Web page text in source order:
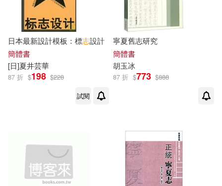
日本最新設計模板：標志設計
簡體書
[日]夏井芸華
87 折 $198 $228
試閱
寧夏舊志研究
簡體書
胡玉冰
87 折 $773 $888